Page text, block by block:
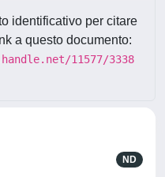
identificativo per citare
a questo documento:
11577/3338
ND